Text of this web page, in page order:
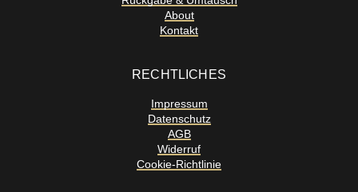
About
Kontakt
RECHTLICHES
Impressum
Datenschutz
AGB
Widerruf
Cookie-Richtlinie